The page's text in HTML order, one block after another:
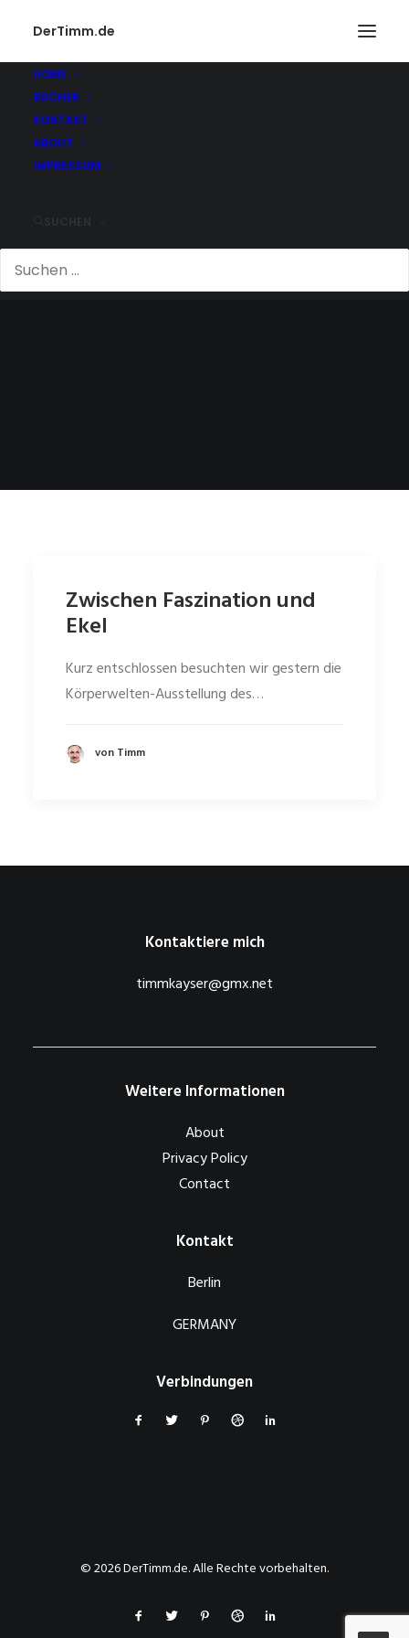
DerTimm.de
HOME
BÜCHER
KONTAKT
ABOUT
IMPRESSUM
Zwischen Faszination und
Ekel
Kurz entschlossen besuchten wir gestern die
Körperwelten-Ausstellung des…
von Timm
Kontaktiere mich
timmkayser@gmx.net
Weitere Informationen
About
Privacy Policy
Contact
Kontakt
Berlin
GERMANY
Verbindungen
© 2026 DerTimm.de. Alle Rechte vorbehalten.